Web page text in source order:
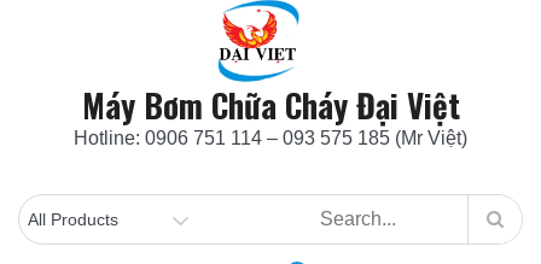
Máy Bơm Chữa Cháy Đại Việt
Hotline: 0906 751 114 – 093 575 185 (Mr Việt)